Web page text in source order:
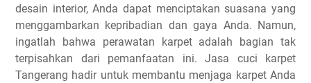
desain interior, Anda dapat menciptakan suasana yang
menggambarkan kepribadian dan gaya Anda. Namun,
ingatlah bahwa perawatan karpet adalah bagian tak
terpisahkan dari pemanfaatan ini. Jasa cuci karpet
Tangerang hadir untuk membantu menjaga karpet Anda